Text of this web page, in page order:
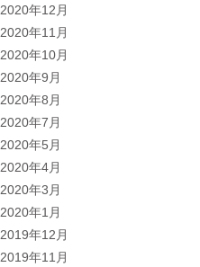
2020年12月
2020年11月
2020年10月
2020年9月
2020年8月
2020年7月
2020年5月
2020年4月
2020年3月
2020年1月
2019年12月
2019年11月